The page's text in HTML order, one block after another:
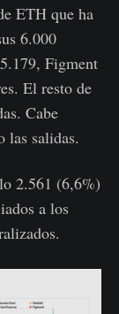
ETH que ha
6.000
Figment
El resto de
Cabe
las salidas.
2.561 (6,6%)
a los